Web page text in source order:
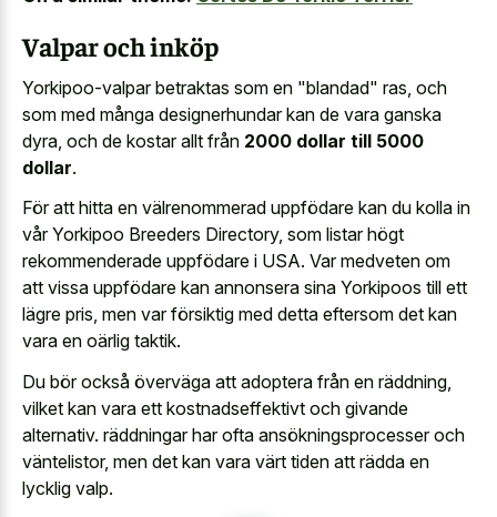
Valpar och inköp
Yorkipoo-valpar betraktas som en "blandad" ras, och
som med många designerhundar kan de vara ganska
dyra, och de kostar allt från 2000 dollar till 5000
dollar.
För att hitta en välrenommerad uppfödare kan du kolla in
vår Yorkipoo Breeders Directory, som listar högt
rekommenderade uppfödare i USA. Var medveten om
att vissa uppfödare kan annonsera sina Yorkipoos till ett
lägre pris, men var försiktig med detta eftersom det kan
vara en oärlig taktik.
Du bör också överväga att adoptera från en räddning,
vilket kan vara ett kostnadseffektivt och givande
alternativ. räddningar har ofta ansökningsprocesser och
väntelistor, men det kan vara värt tiden att rädda en
lycklig valp.